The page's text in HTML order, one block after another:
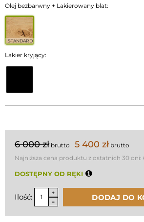
Olej bezbarwny + Lakierowany blat:
STANDARD
Lakier kryjący:
6 000 zł brutto 5 400 zł brutto
Najniższa cena produktu z ostatnich 30 dni:
DOSTĘPNY OD RĘKI
Ilość: DODAJ DO